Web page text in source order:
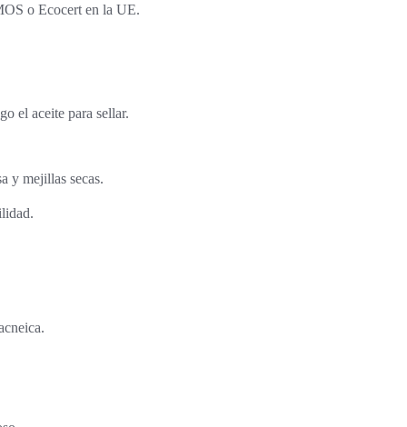
o Ecocert en la UE.
el aceite para sellar.
y mejillas secas.